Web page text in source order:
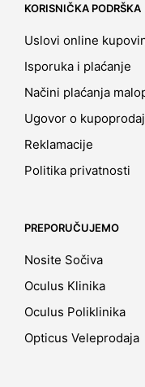
KORISNIČKA PODRŠKA
Uslovi online
Isporuka i plaćanje
Načini plaćanja
Ugovor o
Reklamacije
Politika privatnosti
PREPORUČUJEMO
Nosite Sočiva
Oculus Klinika
Oculus Poliklinika
Opticus Veleprodaja